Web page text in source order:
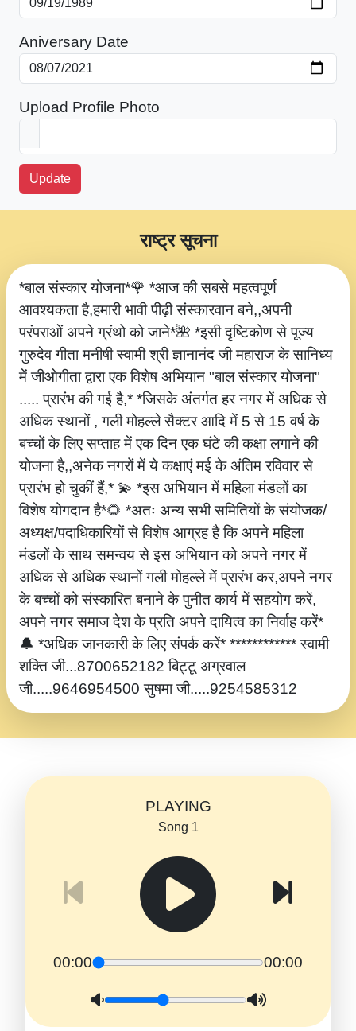
Aniversary Date
Upload Profile Photo
Update
*बाल संस्कार योजना*🌹 *आज की सबसे महत्वपूर्ण
आवश्यकता है,हमारी भावी पीढ़ी संस्कारवान बने,,अपनी
परंपराओं अपने ग्रंथो को जाने*🌺 *इसी दृष्टिकोण से पूज्य
गुरुदेव गीता मनीषी स्वामी श्री ज्ञानानंद जी महाराज के सानिध्य
में जीओगीता द्वारा एक विशेष अभियान "बाल संस्कार योजना"
..... प्रारंभ की गई है,* *जिसके अंतर्गत हर नगर में अधिक से
अधिक स्थानों , गली मोहल्ले सैक्टर आदि में 5 से 15 वर्ष के
बच्चों के लिए सप्ताह में एक दिन एक घंटे की कक्षा लगाने की
योजना है,,अनेक नगरों में ये कक्षाएं मई के अंतिम रविवार से
प्रारंभ हो चुकीं हैं,* 💫 *इस अभियान में महिला मंडलों का
विशेष योगदान है*🌻 *अतः अन्य सभी समितियों के संयोजक/
अध्यक्ष/पदाधिकारियों से विशेष आग्रह है कि अपने महिला
मंडलों के साथ समन्वय से इस अभियान को अपने नगर में
अधिक से अधिक स्थानों गली मोहल्ले में प्रारंभ कर,अपने नगर
के बच्चों को संस्कारित बनाने के पुनीत कार्य में सहयोग करें,
अपने नगर समाज देश के प्रति अपने दायित्व का निर्वाह करें*
🔔 *अधिक जानकारी के लिए संपर्क करें* ************ स्वामी
शक्ति जी...8700652182 बिट्टू अग्रवाल
जी.....9646954500 सुषमा जी.....9254585312
राष्ट्र सूचना
PLAYING
Song 1
00:00 00:00